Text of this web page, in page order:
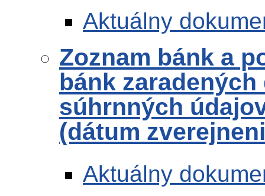
Aktuálny
Zoznam bánk a
bánk
súhrnných
(dátum
Aktuálny